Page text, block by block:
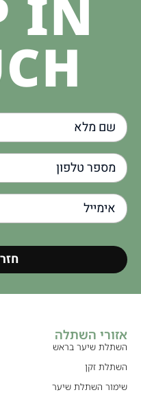
IN
אזורי השתלה
השתלת שיער בראש
השתלת זקן
שימור השתלת שיער